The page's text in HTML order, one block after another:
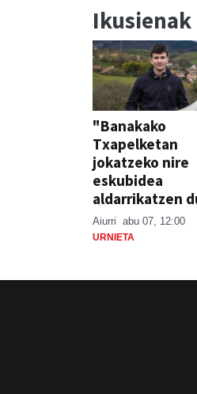
Ikusienak
"Banakako
Txapelketan
jokatzeko nire
eskubidea
aldarrikatzen
Aiurri abu 07, 12:00
URNIETA